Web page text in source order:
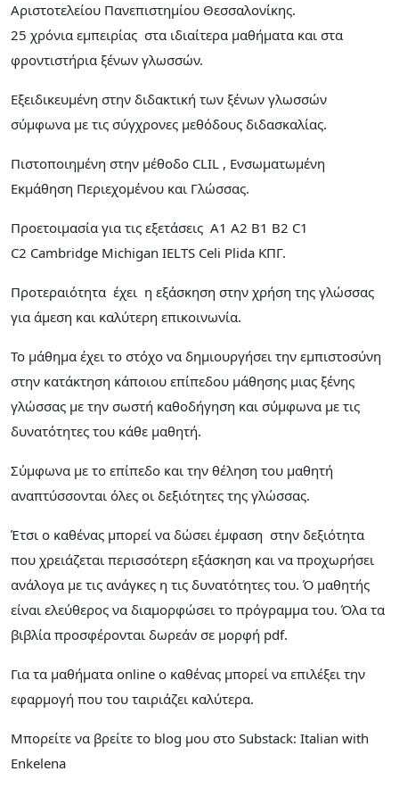
Αριστοτελείου Πανεπιστημίου Θεσσαλονίκης.
25 χρόνια εμπειρίας στα ιδιαίτερα μαθήματα και στα
φροντιστήρια ξένων γλωσσών.
Εξειδικευμένη στην διδακτική των ξένων γλωσσών
σύμφωνα με τις σύγχρονες μεθόδους διδασκαλίας.
Πιστοποιημένη στην μέθοδο CLIL , Ενσωματωμένη
Εκμάθηση Περιεχομένου και Γλώσσας.
Προετοιμασία για τις εξετάσεις Α1 Α2 Β1 Β2 C1
C2 Cambridge Michigan IELTS Celi Plida ΚΠΓ.
Προτεραιότητα έχει η εξάσκηση στην χρήση της γλώσσας
για άμεση και καλύτερη επικοινωνία.
Το μάθημα έχει το στόχο να δημιουργήσει την εμπιστοσύνη
στην κατάκτηση κάποιου επίπεδου μάθησης μιας ξένης
γλώσσας με την σωστή καθοδήγηση και σύμφωνα με τις
δυνατότητες του κάθε μαθητή.
Σύμφωνα με το επίπεδο και την θέληση του μαθητή
αναπτύσσονται όλες οι δεξιότητες της γλώσσας.
Έτσι ο καθένας μπορεί να δώσει έμφαση στην δεξιότητα
που χρειάζεται περισσότερη εξάσκηση και να προχωρήσει
ανάλογα με τις ανάγκες η τις δυνατότητες του. Ό μαθητής
είναι ελεύθερος να διαμορφώσει το πρόγραμμα του. Όλα τα
βιβλία προσφέρονται δωρεάν σε μορφή pdf.
Για τα μαθήματα online ο καθένας μπορεί να επιλέξει την
εφαρμογή που του ταιριάζει καλύτερα.
Μπορείτε να βρείτε το blog μου στο Substack: Italian with
Enkelena